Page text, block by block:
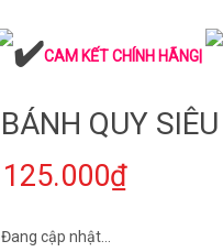
CAM KẾT CHÍNH HÃNG|
BÁNH QUY
125.000₫
Đang cập nhật...